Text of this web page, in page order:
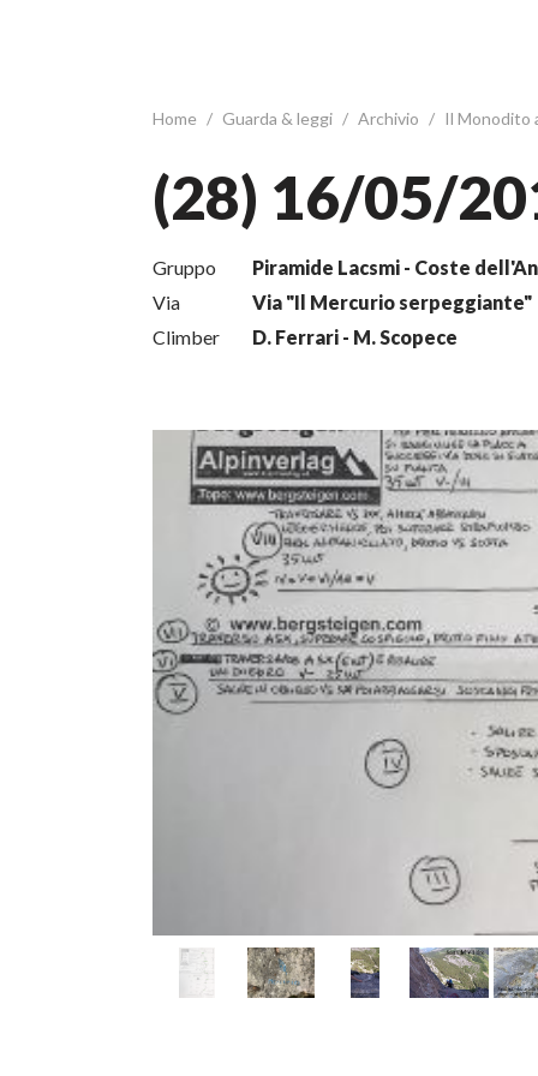
Home / Guarda & leggi / Archivio / Il Monodito
(28) 16/05/
Gruppo
Piramide Lacsmi - Coste
Via
Via "Il Mercurio serpeggiante"
Climber
D. Ferrari - M. Scopece